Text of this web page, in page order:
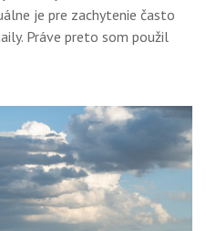
je pre zachytenie často
Práve preto som použil